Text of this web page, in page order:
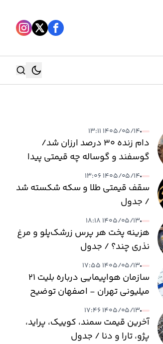
۱۴۰۵/۰۵/۱۴ ۱۳:۱۱
دام زنده ۳۰ درصد ارزان شد/
گوسفند و گوساله چه قیمتی پیدا
کرد؟
۱۴۰۵/۰۵/۱۴ ۱۳:۰۶
سقف قیمتی طلا و سکه شکسته شد
/ جدول
۱۴۰۵/۰۵/۱۳ ۱۸:۱۸
هزینه پخت هر پرس زرشک‌پلو و مرغ
نذری چند؟ / جدول
۱۴۰۵/۰۵/۱۳ ۱۷:۵۵
سازمان هواپیمایی درباره بلیت ۲۱
میلیونی تهران - اصفهان توضیح
داد۱۴۰۵/۰۵/۱۳ ۱۷:۴۶
آخرین قیمت سمند، کوییک، پراید،
پژو، تارا و دنا / جدول